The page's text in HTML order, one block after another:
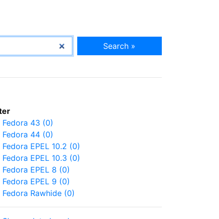
Search »
Fedora 43 (0)
Fedora 44 (0)
Fedora EPEL 10.2 (0)
Fedora EPEL 10.3 (0)
Fedora EPEL 8 (0)
Fedora EPEL 9 (0)
Fedora Rawhide (0)